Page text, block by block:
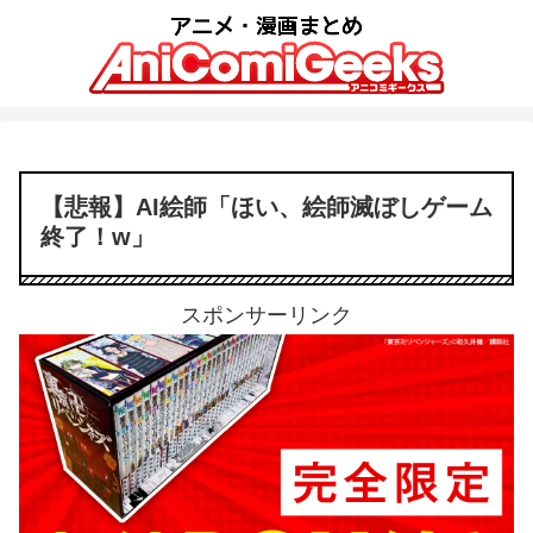
【悲報】AI絵師「ほい、絵師滅ぼしゲーム
終了！w」
スポンサーリンク